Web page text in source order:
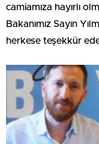
camiamıza hayırlı
Bakanımız Sayın
herkese teşekkür